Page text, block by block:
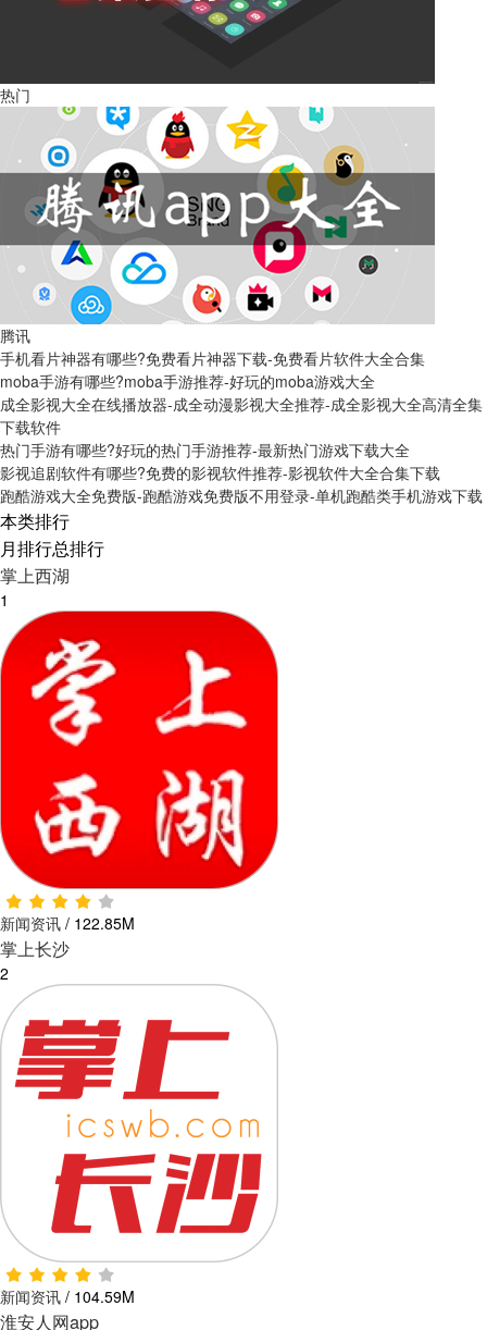
热门
腾讯
手机看片神器有哪些?免费看片神器下载-免费看片软件大全合集
moba手游有哪些?moba手游推荐-好玩的moba游戏大全
成全影视大全在线播放器-成全动漫影视大全推荐-成全影视大全高清全集
下载软件
热门手游有哪些?好玩的热门手游推荐-最新热门游戏下载大全
影视追剧软件有哪些?免费的影视软件推荐-影视软件大全合集下载
跑酷游戏大全免费版-跑酷游戏免费版不用登录-单机跑酷类手机游戏下载
本类排行
月排行总排行
掌上西湖
1
新闻资讯 / 122.85M
掌上长沙
2
新闻资讯 / 104.59M
淮安人网app